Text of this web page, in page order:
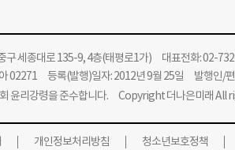
세종대로 135-9, 4층(태평로1가) 대표전화: 02-
02271 등록(발행)일자: 2012년 9월 25일 발행인/
윤리강령을 준수합니다. Copyright 더나은미래 All
개인정보처리방침 청소년보호정책